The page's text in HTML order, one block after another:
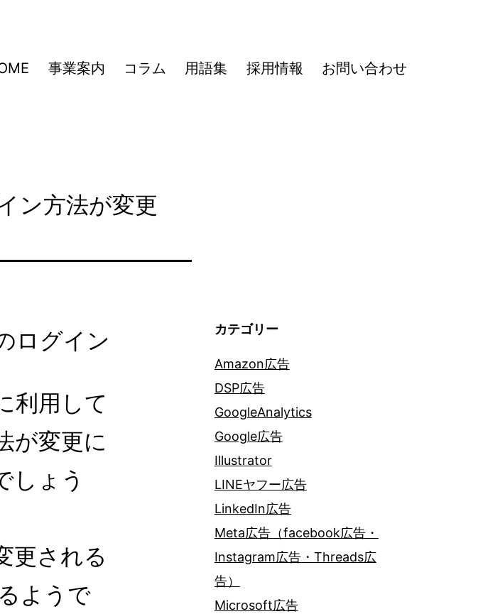
事業案内 コラム 用語集 採用情報 お問い合わせ
ン方法が変更
ログイン
利用して
が変更に
しょう
更される
ようで
カテゴリー
Amazon広告
DSP広告
GoogleAnalytics
Google広告
Illustrator
LINEヤフー広告
LinkedIn広告
Meta広告（facebook広告・
Instagram広告・Threads広
告）
Microsoft広告